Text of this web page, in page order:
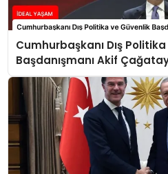
Cumhurbaşkanı Dış
Başdanışmanı Akif
Konuştu